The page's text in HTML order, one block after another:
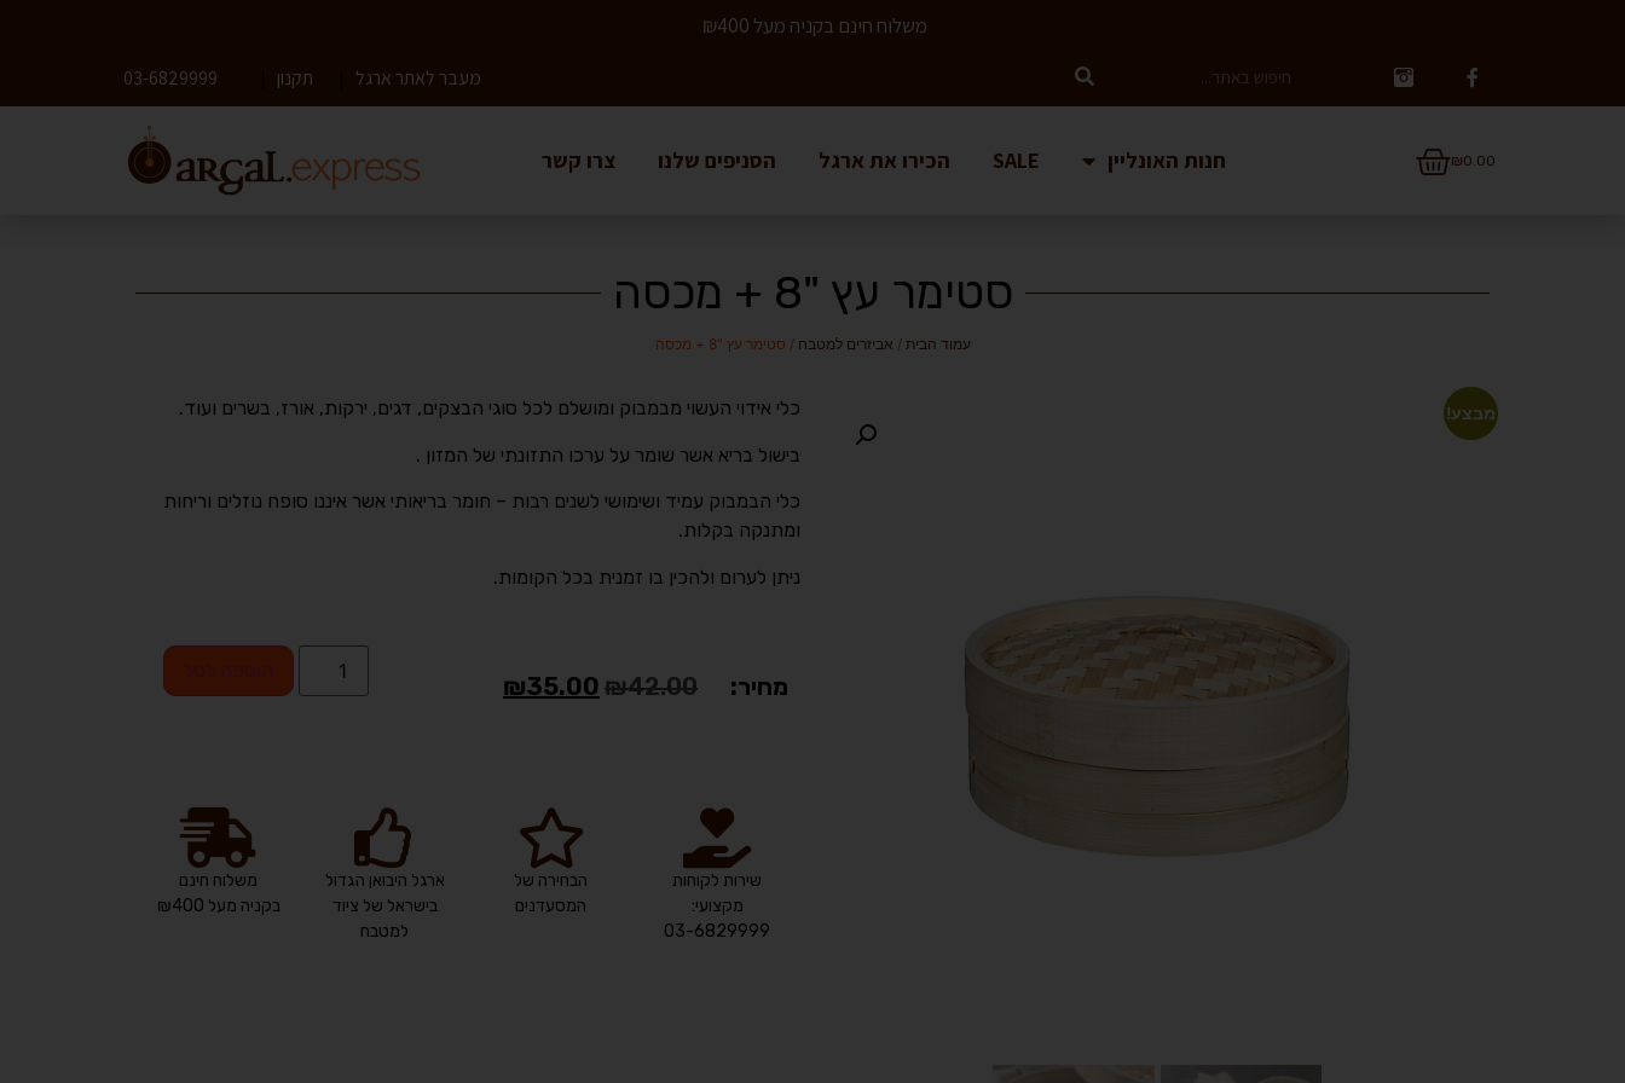
משלוח חינם בקניה מעל ₪400
מעבר לאתר ארגל תקנון 03-6829999
₪0.00 חנות האונליין SALE הכירו את ארגל הסניפים שלנו צרו קשר
סטימר עץ "8 + מכסה
עמוד הבית / אביזרים למטבח / סטימר עץ "8 + מכסה
מבצע! כלי אידוי העשוי מבמבוק ומושלם לכל סוגי הבצקים, דגים, ירקות, אורז, בשרים ועוד.
בישול בריא אשר שומר על ערכו התזונתי של המזון .
כלי הבמבוק עמיד ושימושי לשנים רבות – חומר בריאותי אשר איננו סופח נוזלים וריחות
ומתנקה בקלות.
ניתן לערום ולהכין בו זמנית בכל הקומות.
מחיר: ₪42.00
₪35.00
שירות לקוחות
מקצועי:
03-6829999
הבחירה של
המסעדנים
ארגל היבואן הגדול
בישראל של ציוד
למטבח
משלוח חינם
בקניה מעל ₪400